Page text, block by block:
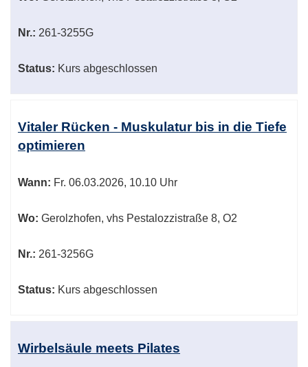
Nr.: 261-3255G
Status: Kurs abgeschlossen
Vitaler Rücken - Muskulatur bis in die Tiefe
optimieren
Wann: Fr. 06.03.2026, 10.10 Uhr
Wo: Gerolzhofen, vhs Pestalozzistraße 8, O2
Nr.: 261-3256G
Status: Kurs abgeschlossen
Wirbelsäule meets Pilates